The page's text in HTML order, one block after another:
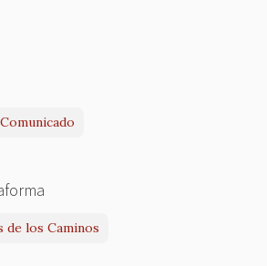
de los Caminos